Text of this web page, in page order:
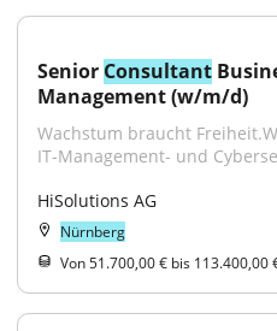
Senior Consultant
Management (w/m/d)
Wachstum braucht
IT-Management- und
HiSolutions AG
Nürnberg
Von 51.700,00 € bis 113.400,00